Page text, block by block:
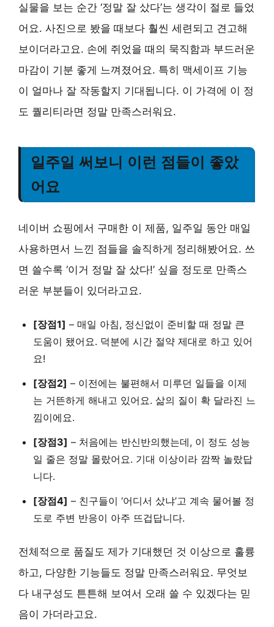
실물을 보는 순간 ‘정말 잘 샀다’는 생각이 절로 들었
어요. 사진으로 봤을 때보다 훨씬 세련되고 견고해
보이더라고요. 손에 쥐었을 때의 묵직함과 부드러운
마감이 기분 좋게 느껴졌어요. 특히 맥세이프 기능
이 얼마나 잘 작동할지 기대됩니다. 이 가격에 이 정
도 퀄리티라면 정말 만족스러워요.
일주일 써보니 이런 점들이 좋았
어요
네이버 쇼핑에서 구매한 이 제품, 일주일 동안 매일
사용하면서 느낀 점들을 솔직하게 정리해봤어요. 쓰
면 쓸수록 ‘이거 정말 잘 샀다!’ 싶을 정도로 만족스
러운 부분들이 있더라고요.
[장점1] – 매일 아침, 정신없이 준비할 때 정말 큰
도움이 됐어요. 덕분에 시간 절약 제대로 하고 있어
요!
[장점2] – 이전에는 불편해서 미루던 일들을 이제
는 거뜬하게 해내고 있어요. 삶의 질이 확 달라진 느
낌이에요.
[장점3] – 처음에는 반신반의했는데, 이 정도 성능
일 줄은 정말 몰랐어요. 기대 이상이라 깜짝 놀랐답
니다.
[장점4] – 친구들이 ‘어디서 샀냐’고 계속 물어볼 정
도로 주변 반응이 아주 뜨겁답니다.
전체적으로 품질도 제가 기대했던 것 이상으로 훌륭
하고, 다양한 기능들도 정말 만족스러워요. 무엇보
다 내구성도 튼튼해 보여서 오래 쓸 수 있겠다는 믿
음이 가더라고요.